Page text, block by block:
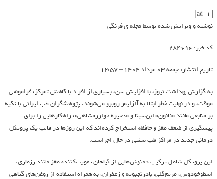
[ad_1]
نوشته و ویرایش شده توسط مجله ی فرنگی
کد خبر: 284696
تاریخ انتشار: جمعه 03 مرداد 1404 – 12:57
به گزارش بهداشت نیوز، با افزایش سن، بسیاری از افراد با کاهش تمرکز، فراموشی
موقت، و در نهایت خطر ابتلا به آلزایمر روبرو می‌شوند. پژوهشگران طب ایرانی با تکیه
بر منابعی مانند «قانون» ابن‌سینا و «ذخیره خوارزمشاهی»، راهکارهایی را برای
پیشگیری از ضعف مغز و حافظه استخراج کرده‌اند که این روزها در قالب یک پروتکل
درمانی جدید در مراکز طب سنتی در حال اجراست.
این پروتکل شامل ترکیب دمنوش‌هایی از گیاهان تقویت‌کننده مغز مانند رزماری،
اسطوخودوس، مریم‌گلی، بادرنجبویه و زعفران، به همراه استفاده از روغن‌های گیاهی